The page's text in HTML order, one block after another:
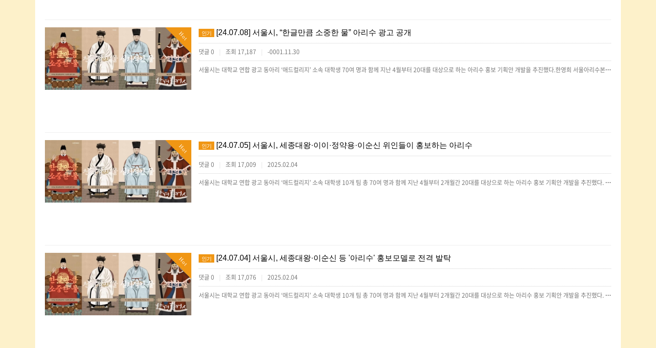
Hot 인기 [24.07.08] 서울시, “한글만큼 소중한 물” 아리수 광고 공개
댓글 0 | 조회 17,187 | -0001.11.30
서울시는 대학교 연합 광고 동아리 ‘애드컬리지’ 소속 대학생 70여 명과 함께 지난 4월부터 20대를 대상으로 하는 아리수 홍보 기획안 개발을 추진했다.한영희 서울아리수본부장은 “수돗물 먹는 비율이 낮은 젊은 세대를 대상으로 수돗물에 대한 기존 인식의 틀에서 벗어나 세련되고 멋진 브랜드로 아리수를 홍보하고자 했다”라며 “가치 소비를 추구하는 시민이 아리수를 마시는 것이 기후 위기 시대에 플라스틱 쓰레기와 탄소를 줄이는 멋진 행동으로 공감하고 동참해주길 바란다”라고 말했다.원문:http://www.watermaeil.com/news/articleView.html?idxno=7609
Hot 인기 [24.07.05] 서울시, 세종대왕·이이·정약용·이순신 위인들이 홍보하는 아리수
댓글 0 | 조회 17,009 | 2025.02.04
서울시는 대학교 연합 광고 동아리 ‘애드컬리지’ 소속 대학생 10개 팀 총 70여 명과 함께 지난 4월부터 2개월간 20대를 대상으로 하는 아리수 홍보 기획안 개발을 추진했다. 지난달 7일에는 아리수본부에서 홍보 기획안 발표회를 개최하기도 했다. 시는 제안된 기획안을 활용해 하반기부터 대학생들과 함께 광고와 숏폼 영상 제작, 인스타그램 이벤트 등 다양한 홍보를 추진할 계획이다.한영희 서울아리수본부장은 “수돗물 먹는 비율이 낮은 젊은 세대를 대상으로 수돗물에 대한 기존 인식의 틀에서 벗어나 세련되고 멋진 브랜드로 아리수를 홍보하고자 했다”라면서 “가치 소비를 추구하는 시민이 아리수를 마시는 것이 기후위기 시대에 플라스틱 쓰레기와 탄소를 줄이는 멋진 행동으로 공감하고 동참해 주시기를 부탁드린다”고 말했다.원문:http://www.ecofocus.co.kr/news/article.html?no=67903
Hot 인기 [24.07.04] 서울시, 세종대왕·이순신 등 '아리수' 홍보모델로 전격 발탁
댓글 0 | 조회 17,076 | 2025.02.04
서울시는 대학교 연합 광고 동아리 ‘애드컬리지’ 소속 대학생 10개 팀 총 70여 명과 함께 지난 4월부터 2개월간 20대를 대상으로 하는 아리수 홍보 기획안 개발을 추진했다. 지난달 7일에는 아리수본부에서 홍보 기획안 발표회를 개최하기도 했다. 시는 제안된 기획안을 활용해 하반기부터 대학생들과 함께 광고와 숏폼 영상 제작, 인스타그램 이벤트 등 다양한 홍보를 추진할 계획이다.한영희 서울아리수본부장은 “수돗물 먹는 비율이 낮은 젊은 세대를 대상으로 수돗물에 대한 기존 인식의 틀에서 벗어나 세련되고 멋진 브랜드로 아리수를 홍보하고자 했다”라면서 “가치 소비를 추구하는 시민이 아리수를 마시는 것이 기후위기 시대에 플라스틱 쓰레기와 탄소를 줄이는 멋진 행동으로 공감하고 동참해주길 바란다”라고 말했다.원문 :https://www.ibabynews.com/news/articleView.html?idxno=118247